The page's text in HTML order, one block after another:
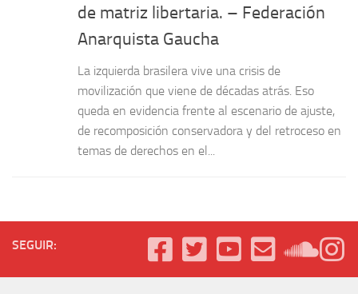
de matriz libertaria. – Federación
Anarquista Gaucha
La izquierda brasilera vive una crisis de
movilización que viene de décadas atrás. Eso
queda en evidencia frente al escenario de ajuste,
de recomposición conservadora y del retroceso en
temas de derechos en el...
SEGUIR: